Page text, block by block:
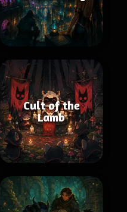
Cult of the
Lamb